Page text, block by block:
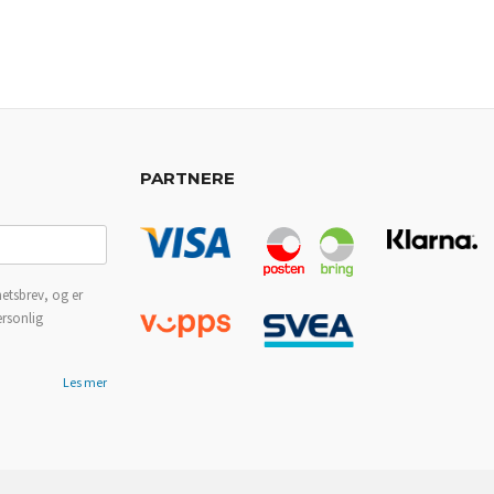
og er
Les mer
PARTNERE